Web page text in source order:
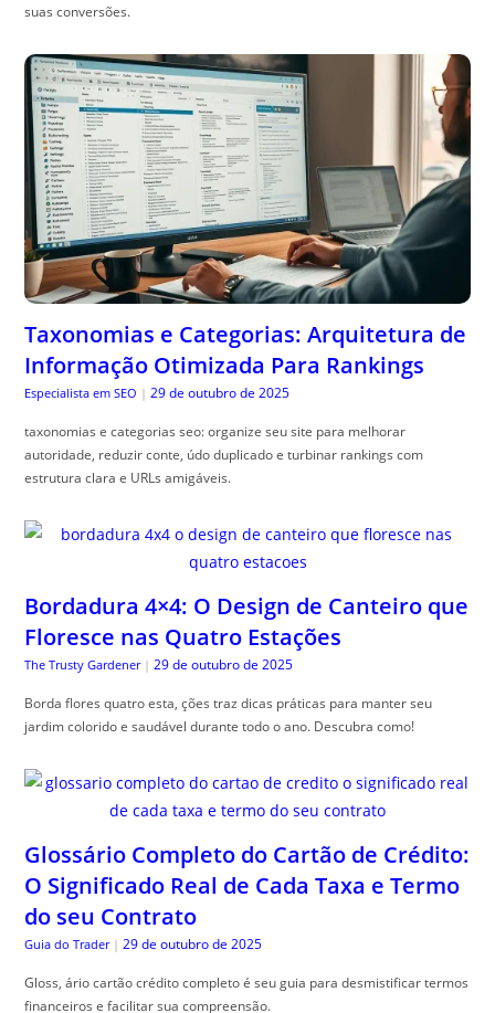
suas conversões.
Taxonomias e Categorias: Arquitetura de
Informação Otimizada Para Rankings
Especialista em SEO | 29 de outubro de 2025
taxonomias e categorias seo: organize seu site para melhorar
autoridade, reduzir conte, údo duplicado e turbinar rankings com
estrutura clara e URLs amigáveis.
Bordadura 4×4: O Design de Canteiro que
Floresce nas Quatro Estações
The Trusty Gardener | 29 de outubro de 2025
Borda flores quatro esta, ções traz dicas práticas para manter seu
jardim colorido e saudável durante todo o ano. Descubra como!
Glossário Completo do Cartão de Crédito:
O Significado Real de Cada Taxa e Termo
do seu Contrato
Guia do Trader | 29 de outubro de 2025
Gloss, ário cartão crédito completo é seu guia para desmistificar termos
financeiros e facilitar sua compreensão.